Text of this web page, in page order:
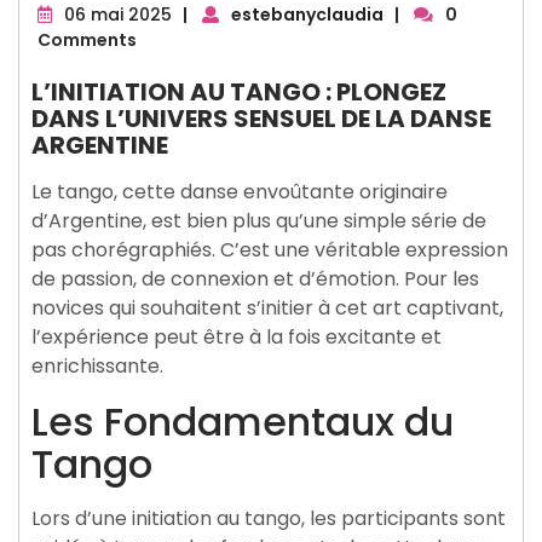
06 mai 2025 06
| estebanyclaudia |
0
Comments
L’INITIATION AU TANGO : PLONGEZ
DANS L’UNIVERS SENSUEL DE LA DANSE
ARGENTINE
Le tango, cette danse envoûtante originaire
d’Argentine, est bien plus qu’une simple série de
pas chorégraphiés. C’est une véritable expression
de passion, de connexion et d’émotion. Pour les
novices qui souhaitent s’initier à cet art captivant,
l’expérience peut être à la fois excitante et
enrichissante.
Les Fondamentaux du
Tango
Lors d’une initiation au tango, les participants sont